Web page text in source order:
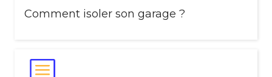
Comment isoler son garage ?